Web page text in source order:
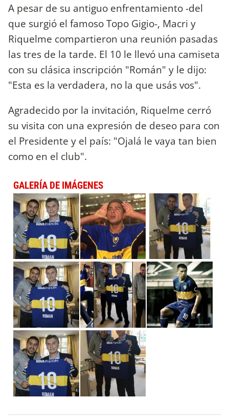
A pesar de su antiguo enfrentamiento -del
que surgió el famoso Topo Gigio-, Macri y
Riquelme compartieron una reunión pasadas
las tres de la tarde. El 10 le llevó una camiseta
con su clásica inscripción "Román" y le dijo:
"Esta es la verdadera, no la que usás vos".
Agradecido por la invitación, Riquelme cerró
su visita con una expresión de deseo para con
el Presidente y el país: "Ojalá le vaya tan bien
como en el club".
GALERÍA DE IMÁGENES